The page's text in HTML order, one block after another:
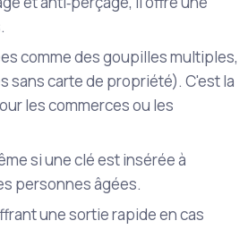
comme des goupilles multiples,
carte de propriété). C'est la
les commerces ou les
si une clé est insérée à
personnes âgées.
une sortie rapide en cas